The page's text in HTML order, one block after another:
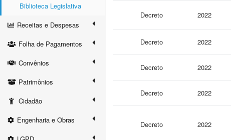
Biblioteca Legislativa
Receitas e Despesas
Folha de Pagamentos
Convênios
Patrimônios
Cidadão
Engenharia e Obras
Decreto 2022
Decreto 2022
Decreto 2022
Decreto 2022
Decreto 2022